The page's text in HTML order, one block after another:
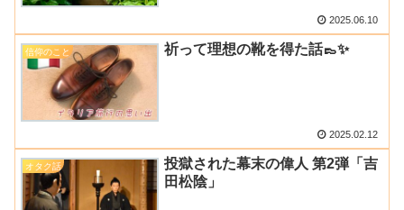
2025.06.10
信仰のこと 祈って理想の靴を得た話👞✨
2025.02.12
オタク話
投獄された幕末の偉人 第2弾「吉
田松陰」